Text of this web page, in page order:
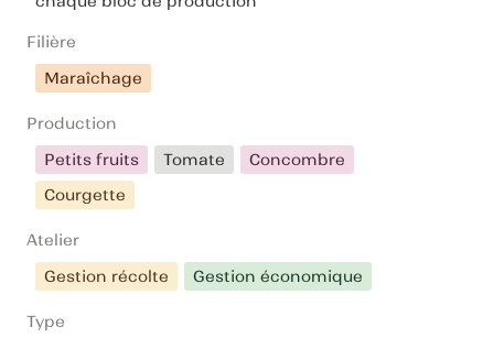
Filière
Maraîchage
Production
Petits fruits
Tomate
Concombre
Courgette
Atelier
Gestion récolte
Gestion économique
Type